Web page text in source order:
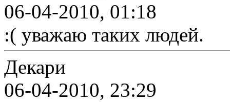
06-04-2010, 01:18
:( уважаю таких людей.
Декари
06-04-2010, 23:29